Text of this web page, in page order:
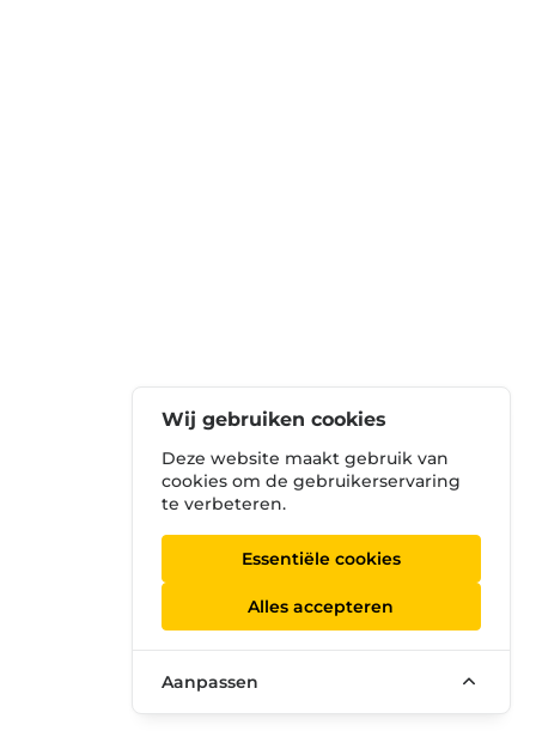
Wij gebruiken cookies
Deze website maakt gebruik van
cookies om de gebruikerservaring
te verbeteren.
Essentiële cookies
Alles accepteren
Aanpassen